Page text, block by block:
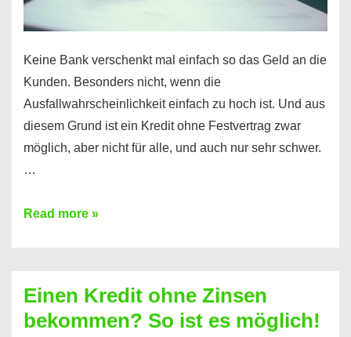
Keine Bank verschenkt mal einfach so das Geld an die
Kunden. Besonders nicht, wenn die
Ausfallwahrscheinlichkeit einfach zu hoch ist. Und aus
diesem Grund ist ein Kredit ohne Festvertrag zwar
möglich, aber nicht für alle, und auch nur sehr schwer.
…
Ist
Festvertrag
für
Read more »
Einen Kredit ohne Zinsen
bekommen? So ist es möglich!